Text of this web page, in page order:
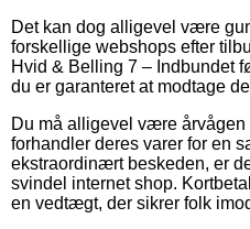
Det kan dog alligevel være
forskellige webshops efter
Hvid & Belling 7 – Indbundet
du er garanteret at modtage
Du må alligevel være årvågen
forhandler deres varer for en
ekstraordinært beskeden, er
svindel internet shop.
en vedtægt, der sikrer folk